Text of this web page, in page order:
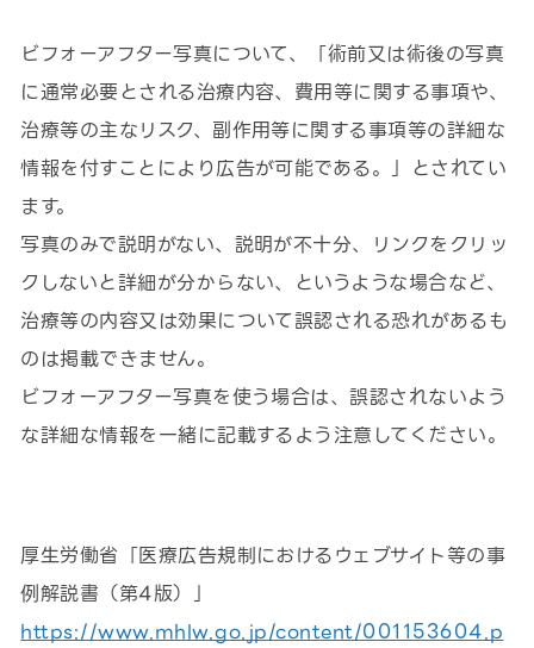
ビフォーアフター写真について、「術前又は術後の写真
に通常必要とされる治療内容、費用等に関する事項や、
治療等の主なリスク、副作用等に関する事項等の詳細な
情報を付すことにより広告が可能である。」とされてい
ます。
写真のみで説明がない、説明が不十分、リンクをクリッ
クしないと詳細が分からない、というような場合など、
治療等の内容又は効果について誤認される恐れがあるも
のは掲載できません。
ビフォーアフター写真を使う場合は、誤認されないよう
な詳細な情報を一緒に記載するよう注意してください。
厚生労働省「医療広告規制におけるウェブサイト等の事
例解説書（第4版）」
https://www.mhlw.go.jp/content/001153604.p